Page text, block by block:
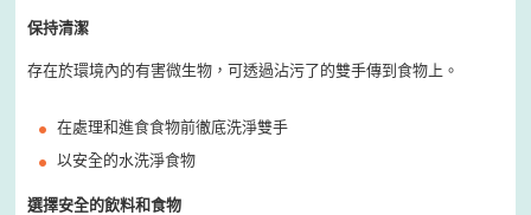
保持清潔
存在於環境內的有害微生物，可透過沾污了的雙手傳到食物上。
在處理和進食食物前徹底洗淨雙手
以安全的水洗淨食物
選擇安全的飲料和食物